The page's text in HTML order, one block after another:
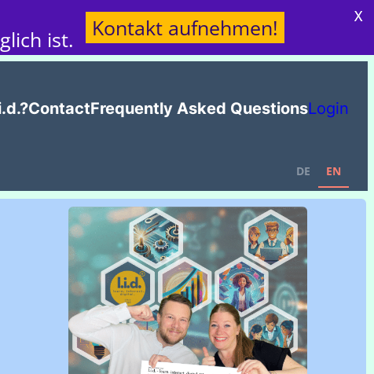
ContactFrequently Asked QuestionsLogin
DE EN
ist.
Kontakt aufnehmen! X